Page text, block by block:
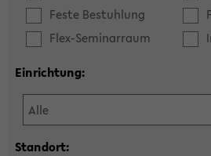
Feste Bestuhlung
Flex-Seminarraum
Einrichtung:
Standort: